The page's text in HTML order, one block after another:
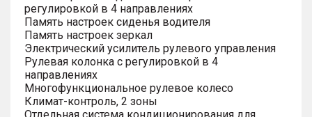
регулировкой в 4 направлениях
Память настроек сиденья водителя
Память настроек зеркал
Электрический усилитель рулевого управления
Рулевая колонка с регулировкой в 4
направлениях
Многофункциональное рулевое колесо
Климат-контроль, 2 зоны
Отдельная система кондиционирования для